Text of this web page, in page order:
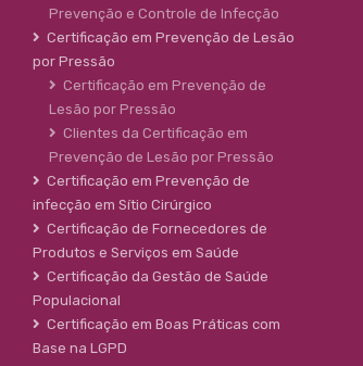
Prevenção e Controle de Infecção
Certificação em Prevenção de Lesão
por Pressão
Certificação em Prevenção de
Lesão por Pressão
Clientes da Certificação em
Prevenção de Lesão por Pressão
Certificação em Prevenção de
infecção em Sítio Cirúrgico
Certificação de Fornecedores de
Produtos e Serviços em Saúde
Certificação da Gestão de Saúde
Populacional
Certificação em Boas Práticas com
Base na LGPD